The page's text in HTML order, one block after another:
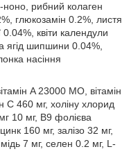
рибний колаген
глюкозамін 0.2%, листя
0.04%, квіти календули
ягід шипшини 0.04%,
насіння
A 23000 МО, вітамін
C 460 мг, холіну хлорид
10 мг, В9 фолієва
160 мг, залізо 32 мг,
7 мг, селен 0.2 мг, L-